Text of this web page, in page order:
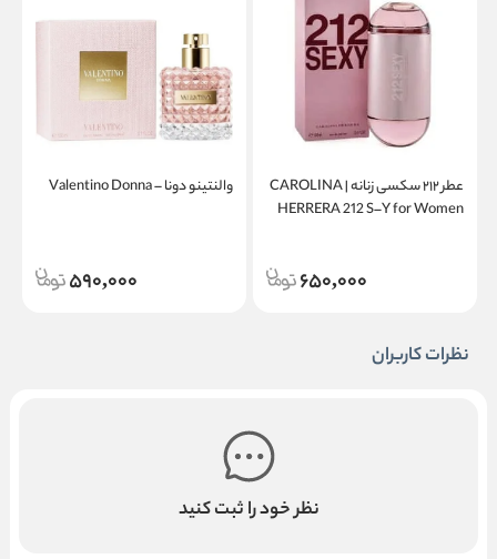
عطر ۲۱۲ سکسی زنانه | CAROLINA
HERRERA 212 S–Y for Women
650,000
والنتینو دونا – Valentino Donna
590,000
نظرات کاربران
نظر خود را ثبت کنید